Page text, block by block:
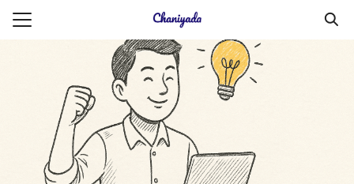
Skip
ยความเป็นส่วนตัว
ญชี (Accounting service)
ญชี (Accounting